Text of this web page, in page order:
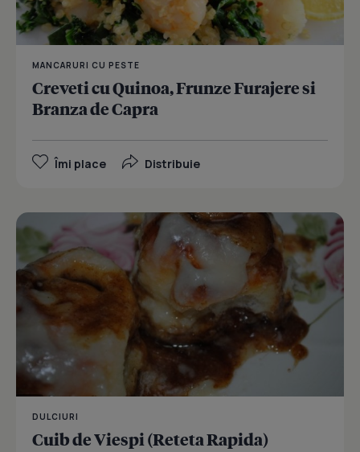
MANCARURI CU PESTE
Creveti cu Quinoa, Frunze Furajere si
Branza de Capra
Îmi place Distribuie
DULCIURI
Cuib de Viespi (Reteta Rapida)